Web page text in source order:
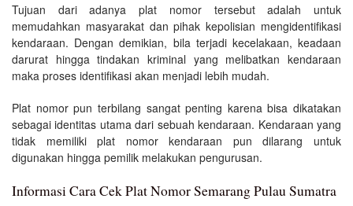
Tujuan dari adanya plat nomor tersebut adalah untuk
memudahkan masyarakat dan pihak kepolisian mengidentifikasi
kendaraan. Dengan demikian, bila terjadi kecelakaan, keadaan
darurat hingga tindakan kriminal yang melibatkan kendaraan
maka proses identifikasi akan menjadi lebih mudah.
Plat nomor pun terbilang sangat penting karena bisa dikatakan
sebagai identitas utama dari sebuah kendaraan. Kendaraan yang
tidak memiliki plat nomor kendaraan pun dilarang untuk
digunakan hingga pemilik melakukan pengurusan.
Informasi Cara Cek Plat Nomor Semarang Pulau Sumatra